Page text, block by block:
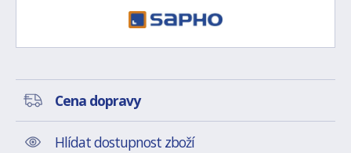
Cena dopravy
Hlídat dostupnost zboží